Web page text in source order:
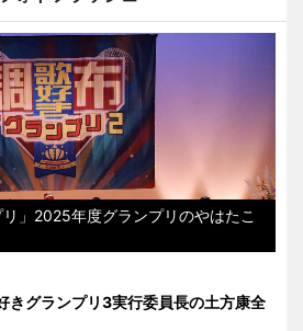
リ」2025年度グランプリのやはたこ
きグランプリ3実行委員長の土方康全